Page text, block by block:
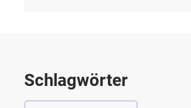
Schlagwörter